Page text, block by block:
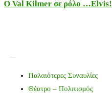
Ο Val Kilmer σε ρόλο …Elvis!
Παλαιότερες Συναυλίες
Θέατρο – Πολιτισμός